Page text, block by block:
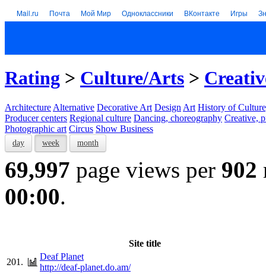
Mail.ru Почта Мой Мир Одноклассники ВКонтакте Игры
Rating > Culture/Arts >
Architecture Alternative Decorative Art Design Art History of
Producer centers Regional culture Dancing, choreography Creative,
Photographic art Circus Show Business
day week month
69,997 page views per 902
00:00.
Site title
201.
Deaf Planet
http://deaf-planet.do.am/